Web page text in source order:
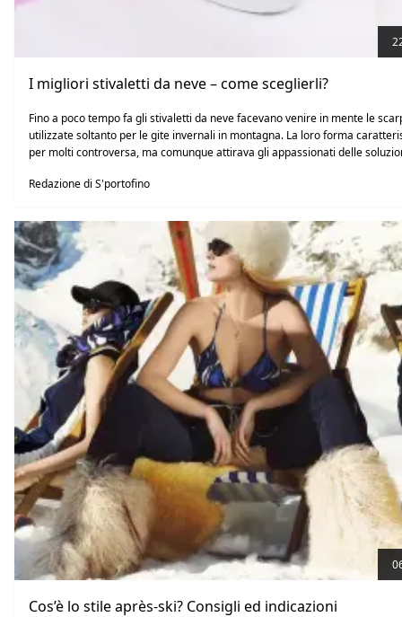
I migliori stivaletti da neve – come sceglierli?
Fino a poco tempo fa gli stivaletti da neve facevano venire in mente le
utilizzate soltanto per le gite invernali in montagna. La loro forma
per molti controversa, ma comunque attirava gli appassionati delle
Redazione di S'portofino
Cos’è lo stile après-ski? Consigli ed indicazioni